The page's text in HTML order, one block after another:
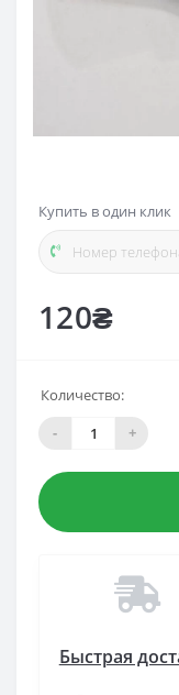
120₴
Купить в один клик
Количество:
-
+
Быстрая